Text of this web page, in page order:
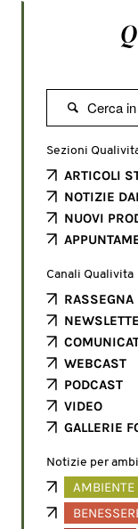

Sezioni
ARTICOLI
NOTIZIE
NUOVI
Canali Qualivita
RASSEGNA
WEBCAST
PODCAST
VIDEO
GALLERIE
Notizie per
AMBIENTE